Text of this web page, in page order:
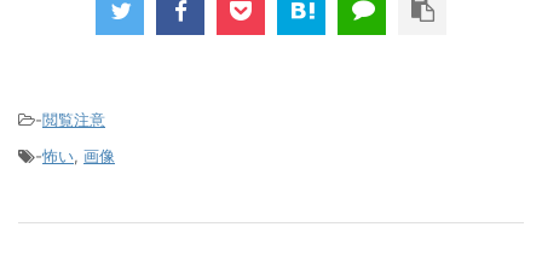
-閲覧注意
-怖い, 画像